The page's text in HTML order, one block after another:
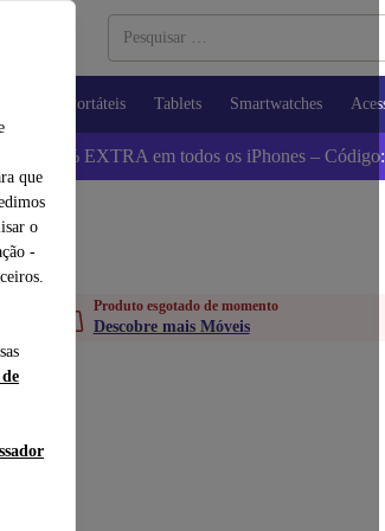
que
o
-
Portáteis Tablets Smartwatches
5% EXTRA em todos os iPhones –
Produto esgotado de momento
Descobre mais Móveis